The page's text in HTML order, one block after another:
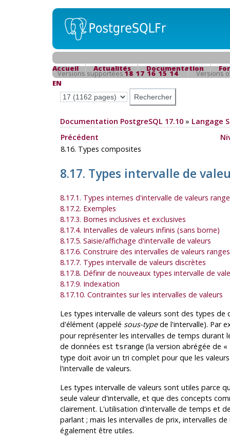
Accueil Actualités Documentation
Versions supportées18 17 16 15 14
Versions
EN
Documentation PostgreSQL 17.10» Langage
Précédent
8.16. Types composites
8.17. Types intervalle de
8.17.1. Types internes d'intervalle de valeurs
8.17.2. Exemples
8.17.3. Bornes inclusives et exclusives
8.17.4. Intervalles de valeurs infinis (sans borne)
8.17.5. Saisie/affichage d'intervalle de valeurs
8.17.6. Construire des intervalles de valeurs
8.17.7. Types intervalle de valeurs discrètes
8.17.8. Définir de nouveaux types intervalle de
8.17.9. Indexation
8.17.10. Contraintes sur les intervalles de valeurs
Les types intervalle de valeurs sont des types
d'élément (appelé sous-typede l'intervalle). Par
pour représenter les intervalles de temps durant
de données est tsrange(la version abrégée de «
type doit avoir un tri complet pour que les
l'intervalle de valeurs.
Les types intervalle de valeurs sont utiles parce
seule valeur d'intervalle, et que des concepts
clairement. L'utilisation d'intervalle de temps et
parlant ; mais les intervalles de prix, intervalles
également être utiles.